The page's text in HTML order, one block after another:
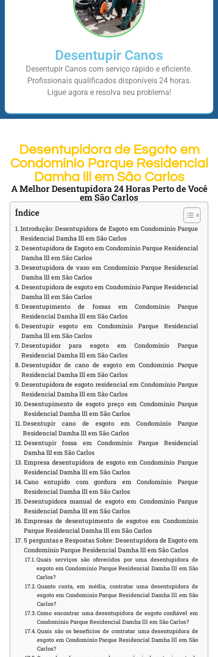
Desentupir Canos
Desentupir Canos com serviço rápido e eficiente.
Profissionais qualificados disponíveis 24 horas.
Ligue agora e resolva seu problema!
Desentupidora de Esgoto em
Condomínio Parque Residencial
Damha lll em São Carlos
A Melhor Desentupidora 24 Horas Perto de Você
em São Carlos
Índice
Introdução: Desentupidora de Esgoto em Condomínio Parque
Residencial Damha lll em São Carlos
Desentupidora de Esgoto em Condomínio Parque Residencial
Damha lll em São Carlos
Desentupidora de vaso em Condomínio Parque Residencial
Damha lll em São Carlos
Desentupidora de esgoto em Condomínio Parque Residencial
Damha lll em São Carlos
Desentupimento de fossas em Condomínio Parque
Residencial Damha lll em São Carlos
Desentupir esgoto em Condomínio Parque Residencial
Damha lll em São Carlos
Desentupidor para esgoto em Condomínio Parque
Residencial Damha lll em São Carlos
Desentupidor de cano de esgoto em Condomínio Parque
Residencial Damha lll em São Carlos
Desentupidora de esgoto residencial em Condomínio Parque
Residencial Damha lll em São Carlos
Desentupimento de esgoto preço em Condomínio Parque
Residencial Damha lll em São Carlos
Desentupir cano de esgoto em Condomínio Parque
Residencial Damha lll em São Carlos
Desentupir fossa em Condomínio Parque Residencial
Damha lll em São Carlos
Empresa desentupidora de esgoto em Condomínio Parque
Residencial Damha lll em São Carlos
Cano entupido com gordura em Condomínio Parque
Residencial Damha lll em São Carlos
Desentupidora manual de esgoto em Condomínio Parque
Residencial Damha lll em São Carlos
Empresas de desentupimento de esgotos em Condomínio
Parque Residencial Damha lll em São Carlos
5 perguntas e Respostas Sobre: Desentupidora de Esgoto em
Condomínio Parque Residencial Damha lll em São Carlos
Quais serviços são oferecidos por uma desentupidora de
esgoto em Condomínio Parque Residencial Damha lll em São
Carlos?
Quanto custa, em média, contratar uma desentupidora de
esgoto em Condomínio Parque Residencial Damha lll em São
Carlos?
Como encontrar uma desentupidora de esgoto confiável em
Condomínio Parque Residencial Damha lll em São Carlos?
Quais são os benefícios de contratar uma desentupidora de
esgoto em Condomínio Parque Residencial Damha lll em São
Carlos?